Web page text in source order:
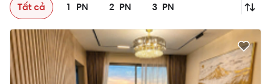
Tất cả 1 PN 2 PN 3 PN